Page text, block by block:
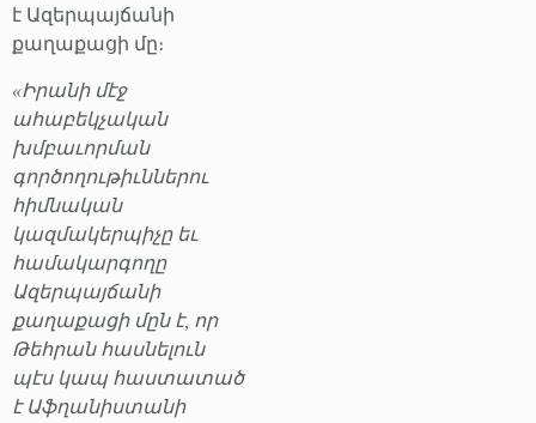
է Ազերպայճանի
քաղաքացի մը։
«Իրանի մէջ
ահաբեկչական
խմբաւորման
գործողութիւններու
հիմնական
կազմակերպիչը եւ
համակարգողը
Ազերպայճանի
քաղաքացի մըն է, որ
Թեհրան հասնելուն
պէս կապ հաստատած
է Աֆղանիստանի